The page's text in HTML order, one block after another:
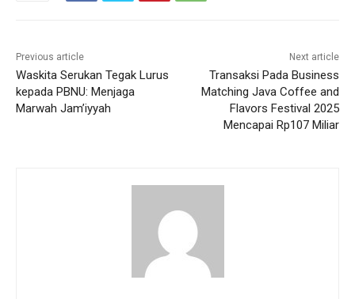
Previous article
Waskita Serukan Tegak Lurus
kepada PBNU: Menjaga
Marwah Jam’iyyah
Next article
Transaksi Pada Business
Matching Java Coffee and
Flavors Festival 2025
Mencapai Rp107 Miliar